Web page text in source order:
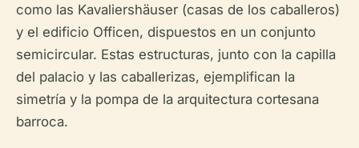
como las Kavaliershäuser (casas de los caballeros)
y el edificio Officen, dispuestos en un conjunto
semicircular. Estas estructuras, junto con la capilla
del palacio y las caballerizas, ejemplifican la
simetría y la pompa de la arquitectura cortesana
barroca.